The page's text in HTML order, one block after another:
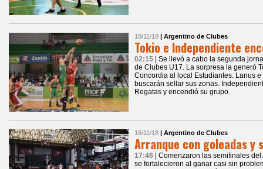
18/11/18 | Argentino de Clubes
Tokio e Independiente
02:15
| Se llevó a cabo la segunda
de Clubes U17. La sorpresa la generó
Concordia al local Estudiantes. Lanus
buscarán sellar sus zonas.
Regatas y encendió su grupo.
16/11/18 | Argentino de Clubes
Arranque con goleadas y
17:46
| Comenzaron las semifinales
se fortalecieron al ganar casi sin